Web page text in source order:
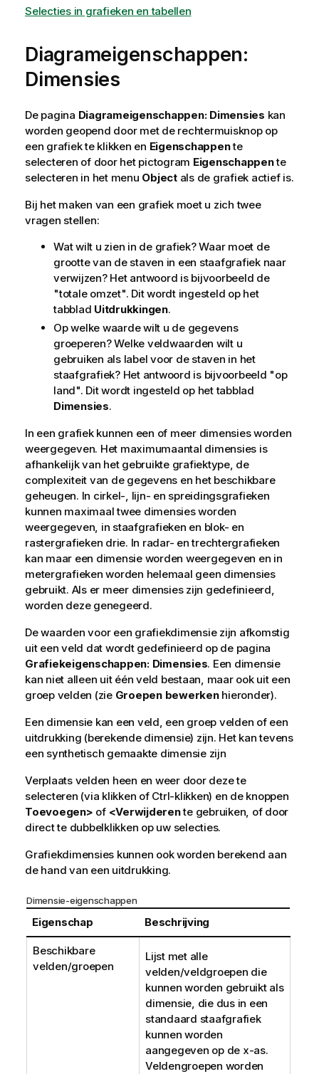
Selecties in grafieken en tabellen
Diagrameigenschappen:
Dimensies
De pagina Diagrameigenschappen: Dimensies kan
worden geopend door met de rechtermuisknop op
een grafiek te klikken en Eigenschappente
selecteren of door het pictogram Eigenschappente
selecteren in het menu Objectals de grafiek actief is.
Bij het maken van een grafiek moet u zich twee
vragen stellen:
Wat wilt u zien in de grafiek? Waar moet de
grootte van de staven in een staafgrafiek naar
verwijzen? Het antwoord is bijvoorbeeld de
"totale omzet". Dit wordt ingesteld op het
tabblad Uitdrukkingen.
Op welke waarde wilt u de gegevens
groeperen? Welke veldwaarden wilt u
gebruiken als label voor de staven in het
staafgrafiek? Het antwoord is bijvoorbeeld "op
land". Dit wordt ingesteld op het tabblad
Dimensies.
In een grafiek kunnen een of meer dimensies worden
weergegeven. Het maximumaantal dimensies is
afhankelijk van het gebruikte grafiektype, de
complexiteit van de gegevens en het beschikbare
geheugen. In cirkel-, lijn- en spreidingsgrafieken
kunnen maximaal twee dimensies worden
weergegeven, in staafgrafieken en blok- en
rastergrafieken drie. In radar- en trechtergrafieken
kan maar een dimensie worden weergegeven en in
metergrafieken worden helemaal geen dimensies
gebruikt. Als er meer dimensies zijn gedefinieerd,
worden deze genegeerd.
De waarden voor een grafiekdimensie zijn afkomstig
uit een veld dat wordt gedefinieerd op de pagina
Grafiekeigenschappen: Dimensies. Een dimensie
kan niet alleen uit één veld bestaan, maar ook uit een
groep velden (zie Groepen bewerkenhieronder).
Een dimensie kan een veld, een groep velden of een
uitdrukking (berekende dimensie) zijn. Het kan tevens
een synthetisch gemaakte dimensie zijn
Verplaats velden heen en weer door deze te
selecteren (via klikken of Ctrl-klikken) en de knoppen
Toevoegen> of <Verwijderente gebruiken, of door
direct te dubbelklikken op uw selecties.
Grafiekdimensies kunnen ook worden berekend aan
de hand van een uitdrukking.
Dimensie-eigenschappen
Eigenschap Beschrijving
Beschikbare
velden/groepen
Lijst met alle
velden/veldgroepen die
kunnen worden gebruikt als
dimensie, die dus in een
standaard staafgrafiek
kunnen worden
aangegeven op de x-as.
Veldengroepen worden